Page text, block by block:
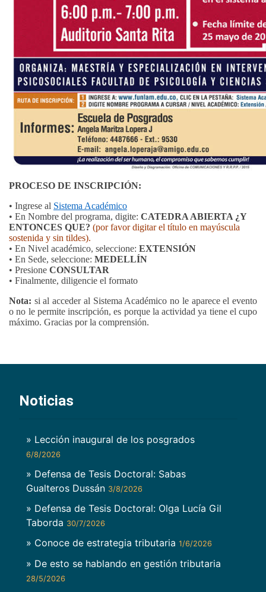
PROCESO DE INSCRIPCIÓN:
• Ingrese al Sistema Académico
• En Nombre del programa, digite: CATEDRA ABIERTA ¿Y
ENTONCES QUE? (por favor digitar el título en mayúscula
sostenida y sin tildes).
• En Nivel académico, seleccione: EXTENSIÓN
• En Sede, seleccione: MEDELLÍN
• Presione CONSULTAR
• Finalmente, diligencie el formato
Nota: si al acceder al Sistema Académico no le aparece el evento
o no le permite inscripción, es porque la actividad ya tiene el cupo
máximo. Gracias por la comprensión.
Noticias
» Lección inaugural de los posgrados
6/8/2026
» Defensa de Tesis Doctoral: Sabas
Gualteros Dussán 3/8/2026
» Defensa de Tesis Doctoral: Olga Lucía Gil
Taborda 30/7/2026
» Conoce de estrategia tributaria 1/6/2026
» De esto se hablando en gestión tributaria
28/5/2026